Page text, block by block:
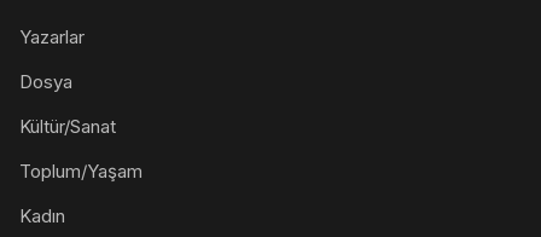
Yazarlar
Dosya
Kültür/Sanat
Toplum/Yaşam
Kadın